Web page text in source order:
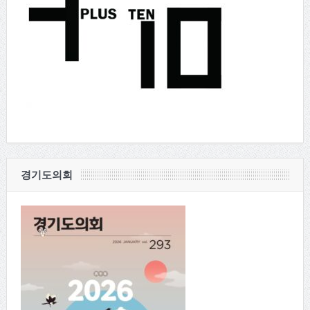
경기도의회